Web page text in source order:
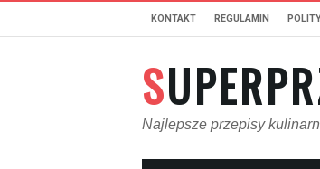
KONTAKT REGULAMIN
Najlepsze przepisy